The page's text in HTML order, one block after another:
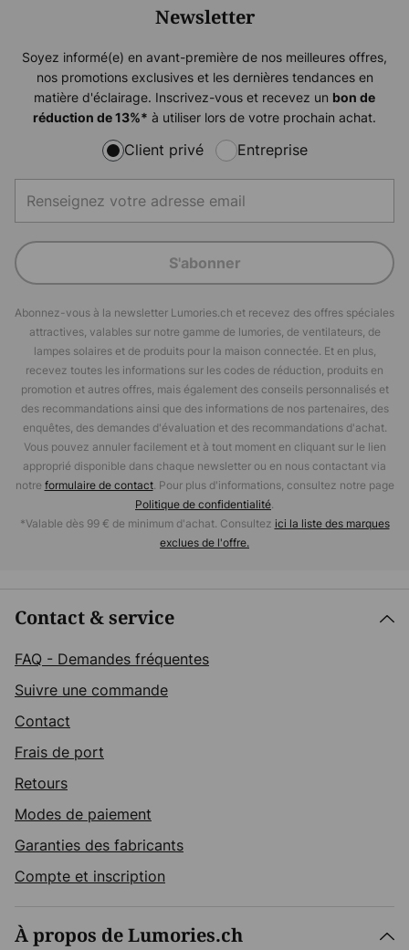
Newsletter
Soyez informé(e) en avant-première de nos meilleures offres,
nos promotions exclusives et les dernières tendances en
matière d'éclairage. Inscrivez-vous et recevez un bon de
réduction de13%* à utiliser lors de votre prochain achat.
Client privé Entreprise
S'abonner
Abonnez-vous à la newsletter Lumories.ch et recevez des offres spéciales
attractives, valables sur notre gamme de lumories, de ventilateurs, de
lampes solaires et de produits pour la maison connectée. Et en plus,
recevez toutes les informations sur les codes de réduction, produits en
promotion et autres offres, mais également des conseils personnalisés et
des recommandations ainsi que des informations de nos partenaires, des
enquêtes, des demandes d'évaluation et des recommandations d'achat.
Vous pouvez annuler facilement et à tout moment en cliquant sur le lien
approprié disponible dans chaque newsletter ou en nous contactant via
notre formulaire de contact. Pour plus d'informations, consultez notre page
Politique de confidentialité.
*Valable dès 99 € de minimum d'achat. Consultez ici la liste des marques
exclues de l'offre.
Contact & service
FAQ - Demandes fréquentes
Suivre une commande
Contact
Frais de port
Retours
Modes de paiement
Garanties des fabricants
Compte et inscription
À propos de Lumories.ch